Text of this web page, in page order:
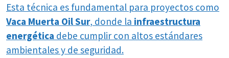
Esta técnica es fundamental para proyectos como
Vaca Muerta Oil Sur, donde la infraestructura
energética debe cumplir con altos estándares
ambientales y de seguridad.